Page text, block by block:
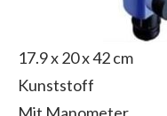
17.9 x 20 x 42 cm
Kunststoff